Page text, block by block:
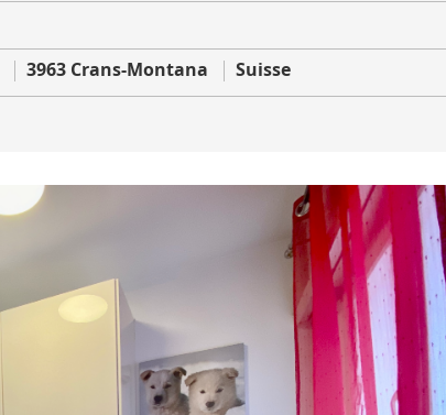
3963 Crans-Montana Suisse